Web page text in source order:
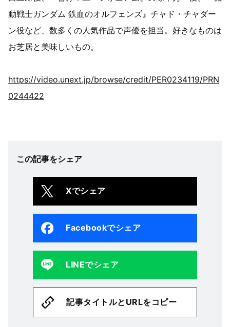
動戦士ガンダム 鉄血のオルフェンズ』チャド・チャダー
ン役など、数多くの人気作品で声優を担当。好きなものは
お芝居と美味しいもの。
https://video.unext.jp/browse/credit/PER0234119/PRN
0244422
この記事をシェア
Xでシェア
Facebookでシェア
LINEでシェア
記事タイトルとURLをコピー